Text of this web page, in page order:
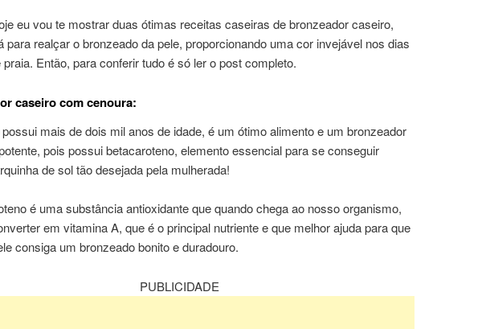
eu vou te mostrar duas ótimas receitas caseiras de bronzeador caseiro,
para realçar o bronzeado da pele, proporcionando uma cor invejável nos dias
Então, para conferir tudo é só ler o post completo.
caseiro com cenoura:
mais de dois mil anos de idade, é um ótimo alimento e um bronzeador
pois possui betacaroteno, elemento essencial para se conseguir
de sol tão desejada pela mulherada!
é uma substância antioxidante que quando chega ao nosso organismo,
em vitamina A, que é o principal nutriente e que melhor ajuda para que
consiga um bronzeado bonito e duradouro.
PUBLICIDADE